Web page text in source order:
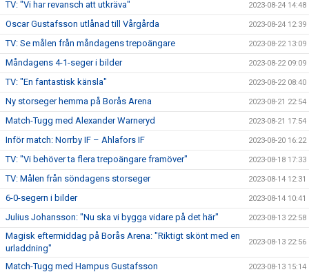
TV: "Vi har revansch att utkräva" 2023-08-24 14:48
Oscar Gustafsson utlånad till Vårgårda 2023-08-24 12:39
TV: Se målen från måndagens trepoängare 2023-08-22 13:09
Måndagens 4-1-seger i bilder 2023-08-22 09:09
TV: "En fantastisk känsla" 2023-08-22 08:40
Ny storseger hemma på Borås Arena 2023-08-21 22:54
Match-Tugg med Alexander Warneryd 2023-08-21 17:54
Inför match: Norrby IF – Ahlafors IF 2023-08-20 16:22
TV: "Vi behöver ta flera trepoängare framöver" 2023-08-18 17:33
TV: Målen från söndagens storseger 2023-08-14 12:31
6-0-segern i bilder 2023-08-14 10:41
Julius Johansson: "Nu ska vi bygga vidare på det här" 2023-08-13 22:58
Magisk eftermiddag på Borås Arena: "Riktigt skönt med en
urladdning"
2023-08-13 22:56
Match-Tugg med Hampus Gustafsson 2023-08-13 15:14